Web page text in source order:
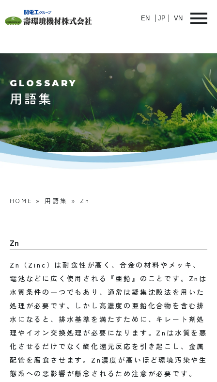
EN JP VN
GLOSSARY
用語集
HOME » 用語集 » Zn
Zn
Zn（Zinc）は耐食性が高く、合金の材料やメッキ、
電池などに広く使用される『亜鉛』のことです。Znは
水質条件の一つでもあり、通常は凝集沈殿法を用いた
処理が必要です。しかし高濃度の亜鉛化合物を含む排
水になると、排水基準を満たすために、キレート剤処
理やイオン交換処理が必要になります。Znは水質を悪
化させるだけでなく酸化還元反応を引き起こし、金属
配管を腐食させます。Zn濃度が高いほど環境汚染や生
態系への悪影響が懸念されるため注意が必要です。